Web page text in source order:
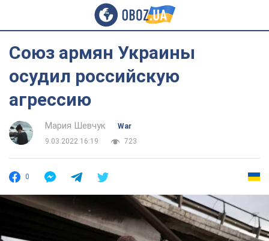
Союз армян Украины
осудил российскую
агрессию
Мария Шевчук
War
9.03.2022 16:19
723
0